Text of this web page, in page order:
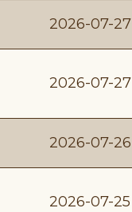
2026-07-27
2026-07-27
2026-07-26
2026-07-25